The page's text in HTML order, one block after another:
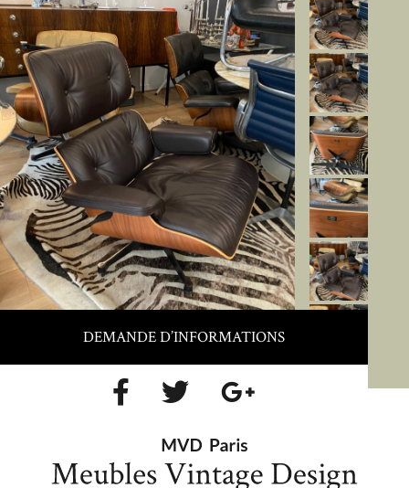
DEMANDE D’INFORMATIONS